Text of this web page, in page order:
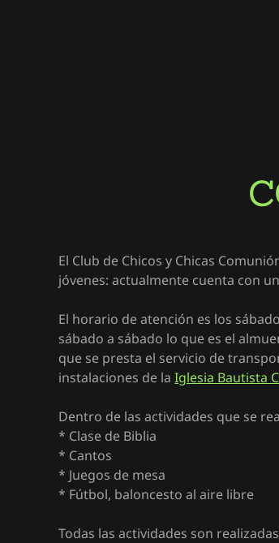
El Club de Chicos y Chicas
jóvenes: actualmente cuenta con
El horario de atención es los
sábado a sábado lo que es el
que se presta el servicio de
instalaciones de laIglesia Bautista
Dentro de las actividades que se
* Clase de Biblia
* Cantos
* Juegos de mesa
* Fútbol, baloncesto al aire libre
Todas las actividades son